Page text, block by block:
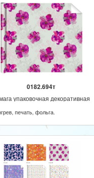
0182.694т
упаковочная декоративная
печать, фольга.